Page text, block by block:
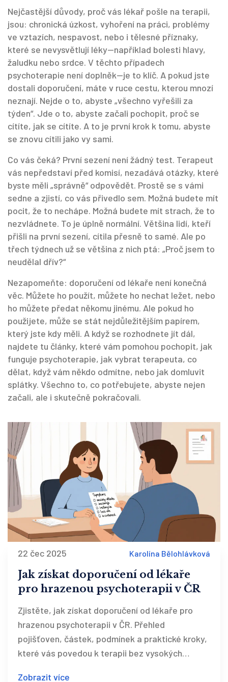
Nejčastější důvody, proč vás lékař pošle na terapii,
jsou: chronická úzkost, vyhoření na práci, problémy
ve vztazích, nespavost, nebo i tělesné příznaky,
které se nevysvětlují léky—například bolesti hlavy,
žaludku nebo srdce. V těchto případech
psychoterapie není doplněk—je to klíč. A pokud jste
dostali doporučení, máte v ruce cestu, kterou mnozí
neznají. Nejde o to, abyste „všechno vyřešili za
týden“. Jde o to, abyste začali pochopit, proč se
cítíte, jak se cítíte. A to je první krok k tomu, abyste
se znovu cítili jako vy sami.
Co vás čeká? První sezení není žádný test. Terapeut
vás nepředstaví před komisí, nezadává otázky, které
byste měli „správně“ odpovědět. Prostě se s vámi
sedne a zjistí, co vás přivedlo sem. Možná budete mít
pocit, že to nechápe. Možná budete mít strach, že to
nezvládnete. To je úplně normální. Většina lidí, kteří
přišli na první sezení, cítila přesně to samé. Ale po
třech týdnech už se většina z nich ptá: „Proč jsem to
neudělal dřív?“
Nezapomeňte: doporučení od lékaře není konečná
věc. Můžete ho použít, můžete ho nechat ležet, nebo
ho můžete předat někomu jinému. Ale pokud ho
použijete, může se stát nejdůležitějším papírem,
který jste kdy měli. A když se rozhodnete jít dál,
najdete tu články, které vám pomohou pochopit, jak
funguje psychoterapie, jak vybrat terapeuta, co
dělat, když vám někdo odmítne, nebo jak domluvit
splátky. Všechno to, co potřebujete, abyste nejen
začali, ale i skutečně pokračovali.
22 čec 2025 Karolína Bělohlávková
Jak získat doporučení od lékaře
pro hrazenou psychoterapii v ČR
Zjistěte, jak získat doporučení od lékaře pro
hrazenou psychoterapii v ČR. Přehled
pojišťoven, částek, podmínek a praktické kroky,
které vás povedou k terapii bez vysokých
Zobrazit více